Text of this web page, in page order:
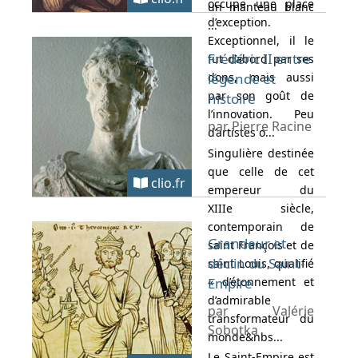
un manteau blanc
...
occupe une place
d’exception.
Exceptionnel, il le
fut d’abord par ses
dons, mais aussi
par son goût de
l’innovation. Peu
d’artistes o...
clio.fr
Frédéric II entre
légende et
histoire
par Pierre Racine
Singulière destinée
que celle de cet
empereur du
XIIIe siècle,
contemporain de
saint François et de
saint Louis, qualifié
« d’étonnement et
d’admirable
transformateur du
monde&nbs...
Grandeur et
déclin du Saint-
Empire
par Valérie
Sobotka